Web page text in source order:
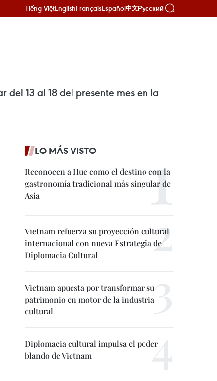
Tiếng ViệtEnglishFrançaisEspañol中文Русский
13 al 18 del presente mes en la
LO MÁS VISTO
Reconocen a Hue como el destino con la
gastronomía tradicional más singular de
Asia
Vietnam refuerza su proyección cultural
internacional con nueva Estrategia de
Diplomacia Cultural
Vietnam apuesta por transformar su
patrimonio en motor de la industria
cultural
Diplomacia cultural impulsa el poder
blando de Vietnam